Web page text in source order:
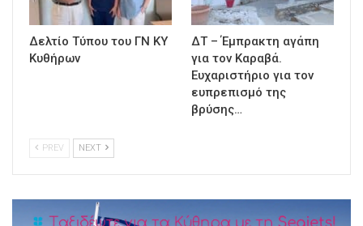
Δελτίο Τύπου του ΓΝ ΚΥ
Κυθήρων
ΔΤ – Έμπρακτη αγάπη
για τον Καραβά.
Ευχαριστήριο για τον
ευπρεπισμό της
βρύσης…
PREV NEXT